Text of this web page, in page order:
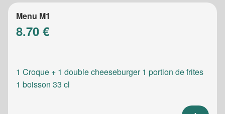
Menu M1
8.70 €
1 Croque + 1 double cheeseburger 1 portion de frites
1 boisson 33 cl